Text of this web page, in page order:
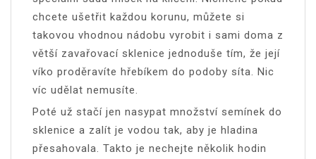
chcete ušetřit každou korunu, můžete si
takovou vhodnou nádobu vyrobit i sami doma z
větší zavařovací sklenice jednoduše tím, že její
víko proděravíte hřebíkem do podoby síta. Nic
víc udělat nemusíte.
Poté už stačí jen nasypat množství semínek do
sklenice a zalít je vodou tak, aby je hladina
přesahovala. Takto je nechejte několik hodin